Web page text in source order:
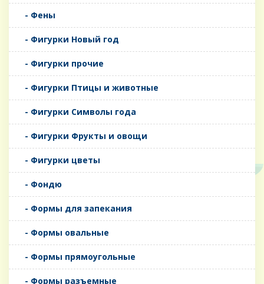
- Фены
- Фигурки Новый год
- Фигурки прочие
- Фигурки Птицы и животные
- Фигурки Символы года
- Фигурки Фрукты и овощи
- Фигурки цветы
- Фондю
- Формы для запекания
- Формы овальные
- Формы прямоугольные
- Формы разъемные